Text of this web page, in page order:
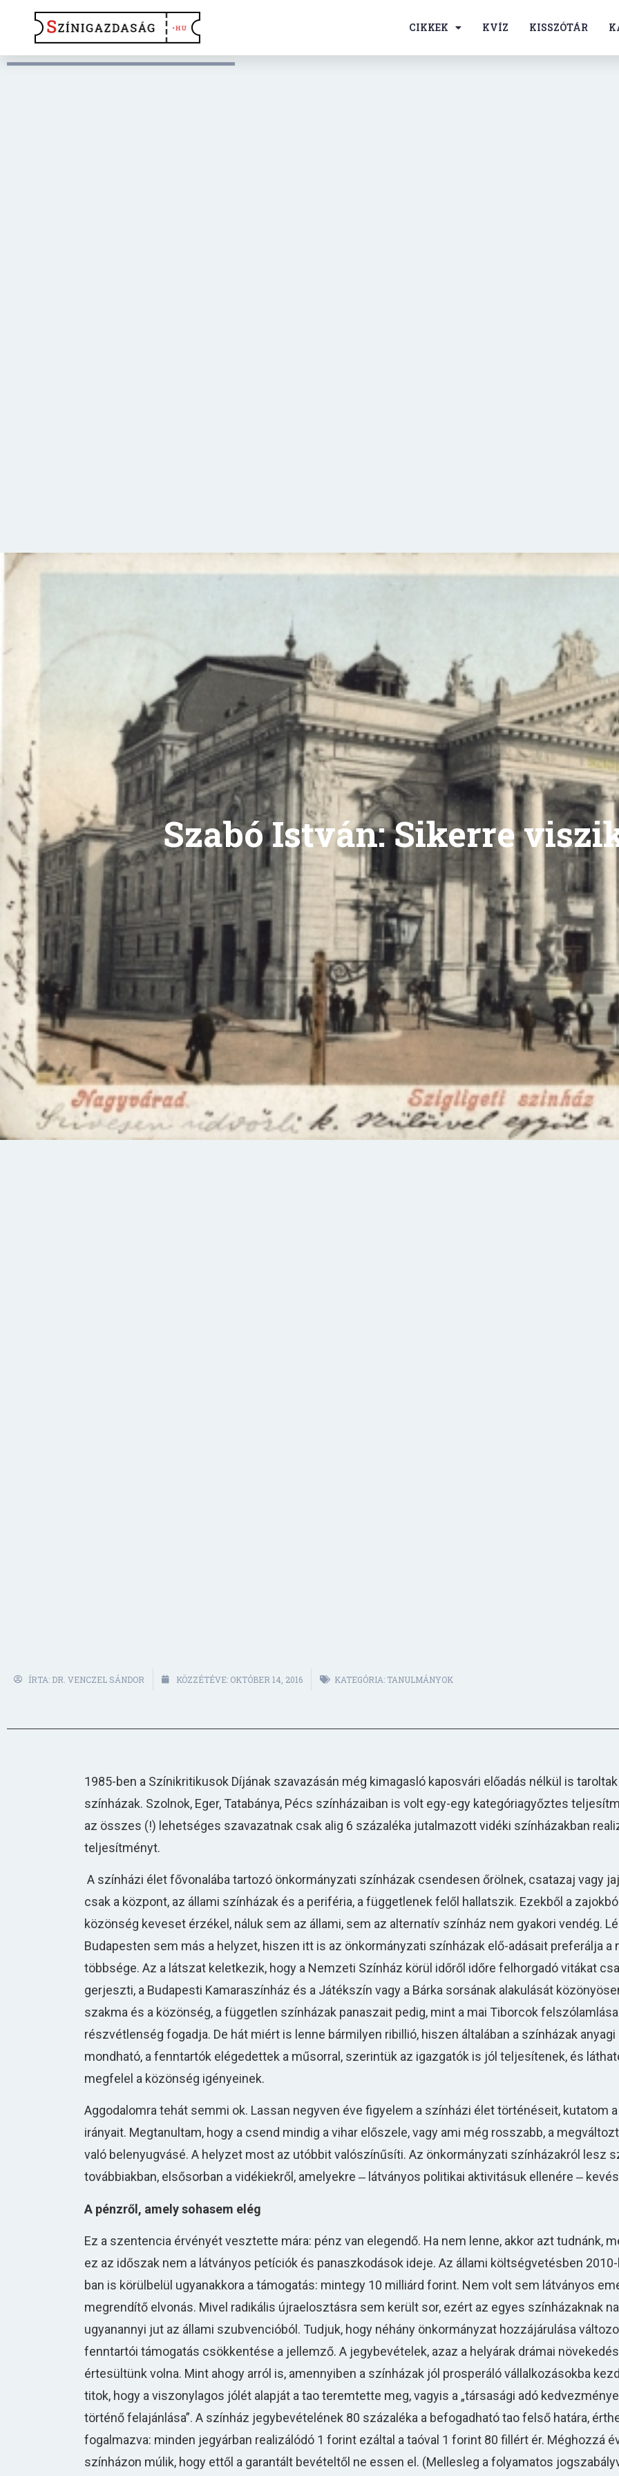
CIKKEK KVÍZ KISSZÓTÁR
Szabó István: Sikerre
ÍRTA: DR. VENCZEL SÁNDOR KÖZZÉTÉVE: OKTÓBER 14, 2016 KATEGÓRIA: TANULMÁNYOK
1985-ben a Színikritikusok Díjának szavazásán még kimagasló kaposvári előadás nélkül is
színházak. Szolnok, Eger, Tatabánya, Pécs színházaiban is volt egy-egy kategóriagyőztes
az összes (!) lehetséges szavazatnak csak alig 6 százaléka jutalmazott vidéki színházakban
teljesítményt.
A színházi élet fővonalába tartozó önkormányzati színházak csendesen őrölnek, csatazaj vagy
csak a központ, az állami színházak és a periféria, a függetlenek felől hallatszik. Ezekből a
közönség keveset érzékel, náluk sem az állami, sem az alternatív színház nem gyakori vendég.
Budapesten sem más a helyzet, hiszen itt is az önkormányzati színházak elő-adásait preferálja a
többsége. Az a látszat keletkezik, hogy a Nemzeti Színház körül időről időre felhorgadó vitákat
gerjeszti, a Budapesti Kamaraszínház és a Játékszín vagy a Bárka sorsának alakulását
szakma és a közönség, a független színházak panaszait pedig, mint a mai Tiborcok
részvétlenség fogadja. De hát miért is lenne bármilyen ribillió, hiszen általában a színházak
mondható, a fenntartók elégedettek a műsorral, szerintük az igazgatók is jól teljesítenek, és
megfelel a közönség igényeinek.
Aggodalomra tehát semmi ok. Lassan negyven éve figyelem a színházi élet történéseit, kutatom
irányait. Megtanultam, hogy a csend mindig a vihar előszele, vagy ami még rosszabb, a
való belenyugvásé. A helyzet most az utóbbit valószínűsíti. Az önkormányzati színházakról lesz
továbbiakban, elsősorban a vidékiekről, amelyekre ‒ látványos politikai aktivitásuk ellenére ‒
A pénzről, amely sohasem elég
Ez a szentencia érvényét vesztette mára: pénz van elegendő. Ha nem lenne, akkor azt tudnánk,
ez az időszak nem a látványos petíciók és panaszkodások ideje. Az állami költségvetésben
ban is körülbelül ugyanakkora a támogatás: mintegy 10 milliárd forint. Nem volt sem látványos
megrendítő elvonás. Mivel radikális újraelosztásra sem került sor, ezért az egyes színházaknak
ugyanannyi jut az állami szubvencióból. Tudjuk, hogy néhány önkormányzat hozzájárulása
fenntartói támogatás csökkentése a jellemző. A jegybevételek, azaz a helyárak drámai
értesültünk volna. Mint ahogy arról is, amennyiben a színházak jól prosperáló vállalkozásokba
titok, hogy a viszonylagos jólét alapját a tao teremtette meg, vagyis a „társasági adó
történő felajánlása”. A színház jegybevételének 80 százaléka a befogadható tao felső határa,
fogalmazva: minden jegyárban realizálódó 1 forint ezáltal a taóval 1 forint 80 fillért ér. Méghozzá
színházon múlik, hogy ettől a garantált bevételtől ne essen el. (Mellesleg a folyamatos